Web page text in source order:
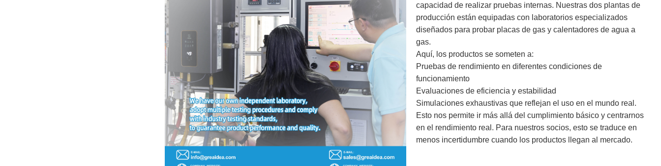
capacidad de realizar pruebas internas. Nuestras dos plantas de
producción están equipadas con laboratorios especializados
diseñados para probar placas de gas y calentadores de agua a
gas.
Aquí, los productos se someten a:
Pruebas de rendimiento en diferentes condiciones de
funcionamiento
Evaluaciones de eficiencia y estabilidad
Simulaciones exhaustivas que reflejan el uso en el mundo real.
Esto nos permite ir más allá del cumplimiento básico y centrarnos
en el rendimiento real. Para nuestros socios, esto se traduce en
menos incertidumbre cuando los productos llegan al mercado.